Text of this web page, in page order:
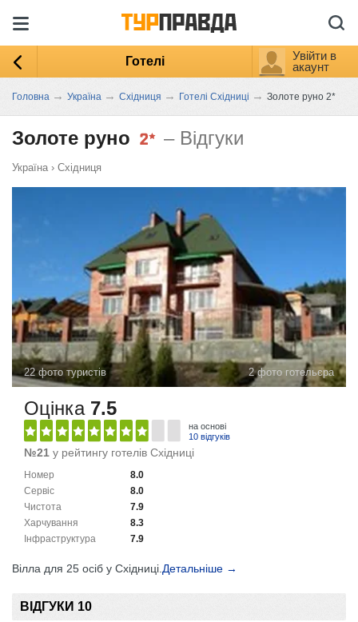
Готелі
Увійти в
акаунт
Головна → Україна → Східниця → Готелі Східниці → Золоте руно 2*
Золоте руно – Відгуки
Україна › Східниця
22 фото туристів 2 фото готельєра
Оцінка 7.5
на основі
10 відгуків
№21 у рейтингу готелів Східниці
8.0
Номер
8.0
Сервіс
7.9
Чистота
8.3
Харчування
7.9
Інфраструктура
Вілла для 25 осіб у Східниці. Детальніше →
ВІДГУКИ 10